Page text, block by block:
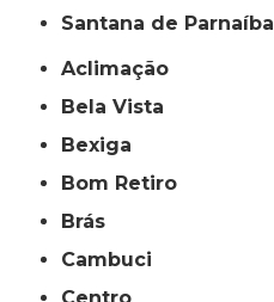
Santana de Parnaíba
Aclimação
Bela Vista
Bexiga
Bom Retiro
Brás
Cambuci